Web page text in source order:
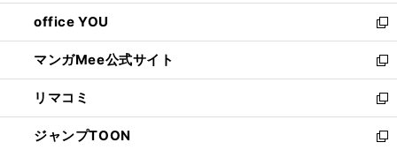
開
く
ウ
で
開
く
ウ
ィ
ン
ド
ウ
で
開
く
し
い
ウ
ィ
ン
ド
ウ
で
office YOU
新
し
い
ウ
ィ
ン
ド
マンガMee公式サイト
新
し
い
ウ
ィ
リマコミ
新
し
い
ジャンプTOON
新